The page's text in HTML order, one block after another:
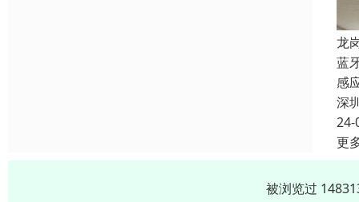
龙
蓝
感
深
24-
更
被浏览过